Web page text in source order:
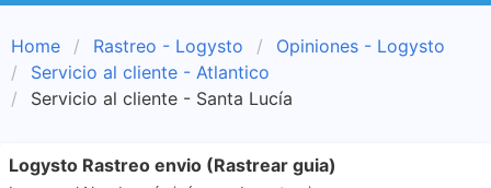
Home Rastreo - Logysto
Opiniones - Logysto
Servicio al cliente - Atlantico
Servicio al cliente - Santa Lucía
Logysto Rastreo envio (Rastrear guia)